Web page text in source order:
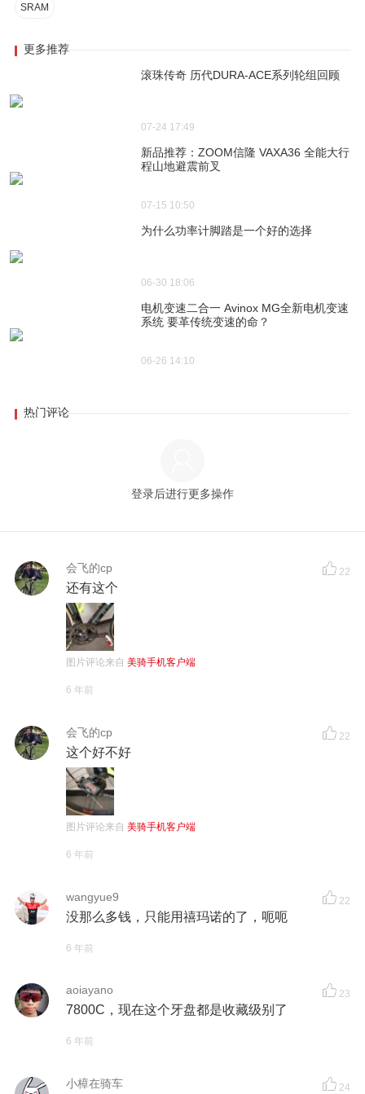
SRAM
更多推荐
滚珠传奇 历代DURA-ACE系列轮组回顾
07-24 17:49
新品推荐：ZOOM信隆 VAXA36 全能大行
程山地避震前叉
07-15 10:50
为什么功率计脚踏是一个好的选择
06-30 18:06
电机变速二合一 Avinox MG全新电机变速
系统 要革传统变速的命？
06-26 14:10
热门评论
登录后进行更多操作
会飞的cp 22
还有这个
图片评论来自 美骑手机客户端
6 年前
会飞的cp 22
这个好不好
图片评论来自 美骑手机客户端
6 年前
wangyue9 22
没那么多钱，只能用禧玛诺的了，呃呃
6 年前
aoiayano 23
7800C，现在这个牙盘都是收藏级别了
6 年前
小樟在骑车 24